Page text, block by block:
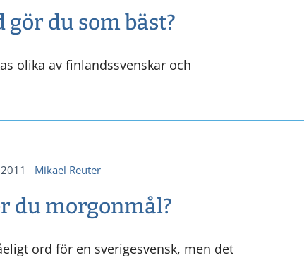
gör du som bäst?
olika av finlandssvenskar och
Mikael Reuter
du morgonmål?
ord för en sverigesvensk, men det